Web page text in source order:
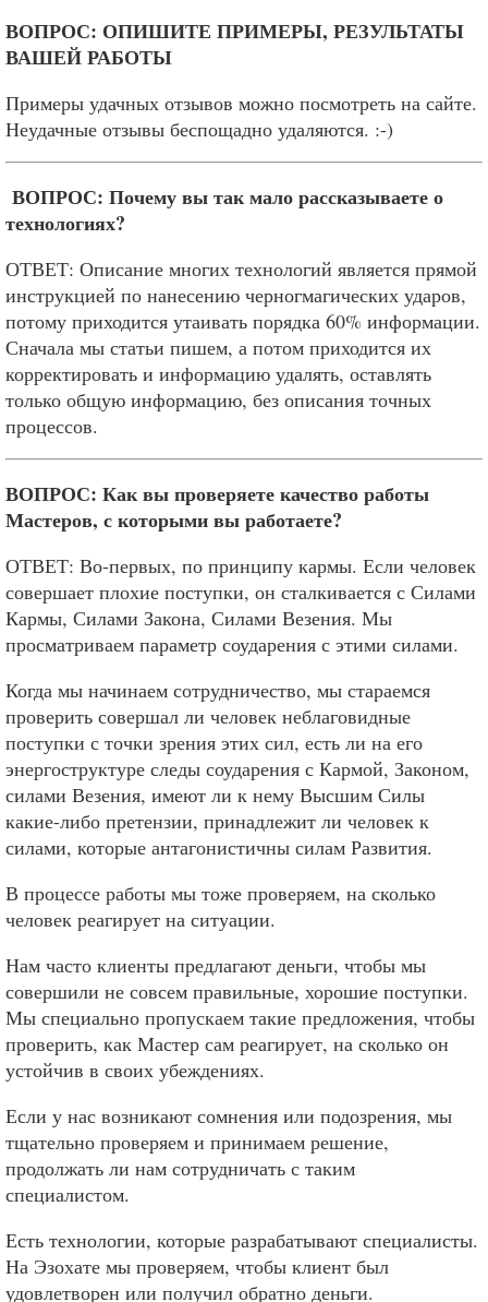
ВОПРОС: ОПИШИТЕ ПРИМЕРЫ, РЕЗУЛЬТАТЫ
ВАШЕЙ РАБОТЫ
Примеры удачных отзывов можно посмотреть на сайте.
Неудачные отзывы беспощадно удаляются. :-)
ВОПРОС: Почему вы так мало рассказываете о
технологиях?
ОТВЕТ: Описание многих технологий является прямой
инструкцией по нанесению черногмагических ударов,
потому приходится утаивать порядка 60% информации.
Сначала мы статьи пишем, а потом приходится их
корректировать и информацию удалять, оставлять
только общую информацию, без описания точных
процессов.
ВОПРОС: Как вы проверяете качество работы
Мастеров, с которыми вы работаете?
ОТВЕТ: Во-первых, по принципу кармы. Если человек
совершает плохие поступки, он сталкивается с Силами
Кармы, Силами Закона, Силами Везения. Мы
просматриваем параметр соударения с этими силами.
Когда мы начинаем сотрудничество, мы стараемся
проверить совершал ли человек неблаговидные
поступки с точки зрения этих сил, есть ли на его
энергоструктуре следы соударения с Кармой, Законом,
силами Везения, имеют ли к нему Высшим Силы
какие-либо претензии, принадлежит ли человек к
силами, которые антагонистичны силам Развития.
В процессе работы мы тоже проверяем, на сколько
человек реагирует на ситуации.
Нам часто клиенты предлагают деньги, чтобы мы
совершили не совсем правильные, хорошие поступки.
Мы специально пропускаем такие предложения, чтобы
проверить, как Мастер сам реагирует, на сколько он
устойчив в своих убеждениях.
Если у нас возникают сомнения или подозрения, мы
тщательно проверяем и принимаем решение,
продолжать ли нам сотрудничать с таким
специалистом.
Есть технологии, которые разрабатывают специалисты.
На Эзохате мы проверяем, чтобы клиент был
удовлетворен или получил обратно деньги.